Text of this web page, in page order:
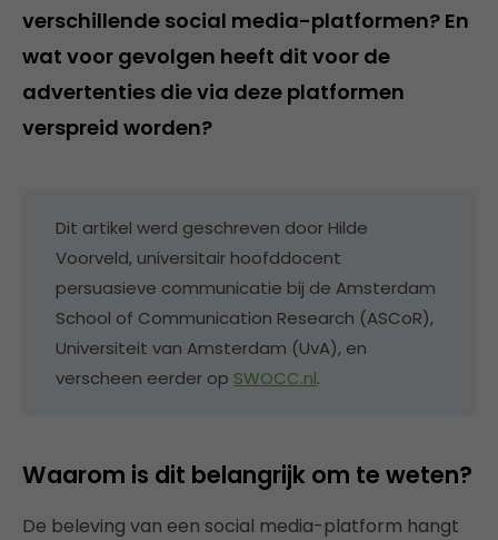
verschillende social media-platformen? En
wat voor gevolgen heeft dit voor de
advertenties die via deze platformen
verspreid worden?
Dit artikel werd geschreven door Hilde
Voorveld, universitair hoofddocent
persuasieve communicatie bij de Amsterdam
School of Communication Research (ASCoR),
Universiteit van Amsterdam (UvA), en
verscheen eerder op SWOCC.nl.
Waarom is dit belangrijk om te weten?
De beleving van een social media-platform hangt